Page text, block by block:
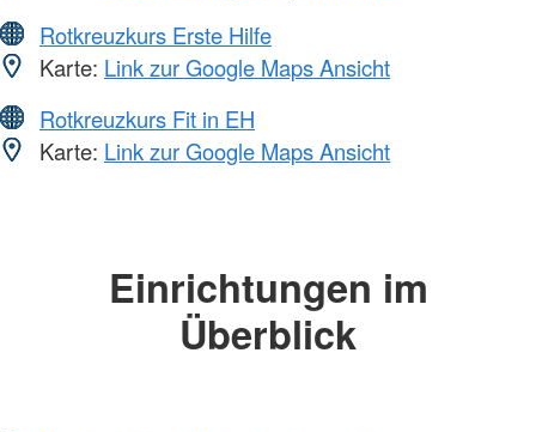
Rotkreuzkurs Erste Hilfe
Karte: Link zur Google Maps Ansicht
Rotkreuzkurs Fit in EH
Karte: Link zur Google Maps Ansicht
Einrichtungen im
Überblick